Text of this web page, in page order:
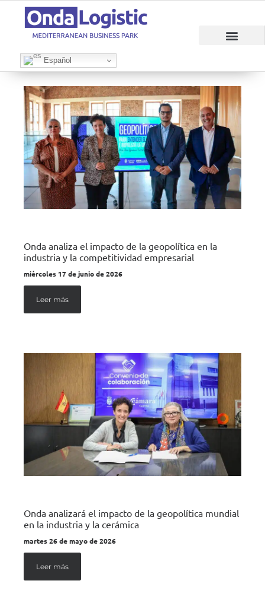
Español
Onda analiza el impacto de la geopolítica en la
industria y la competitividad empresarial
miércoles 17 de junio de 2026
Leer más
Onda analizará el impacto de la geopolítica mundial
en la industria y la cerámica
martes 26 de mayo de 2026
Leer más